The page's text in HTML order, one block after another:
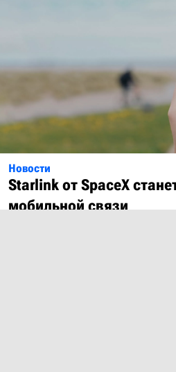
Новости
Starlink от SpaceX
мобильной связи